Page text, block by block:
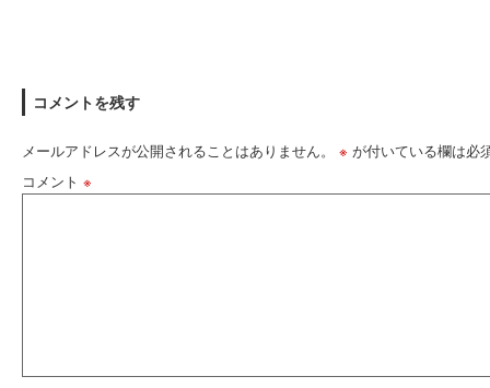
コメントを残す
メールアドレスが公開されることはありません。 ※ が付いている欄は必
コメント ※